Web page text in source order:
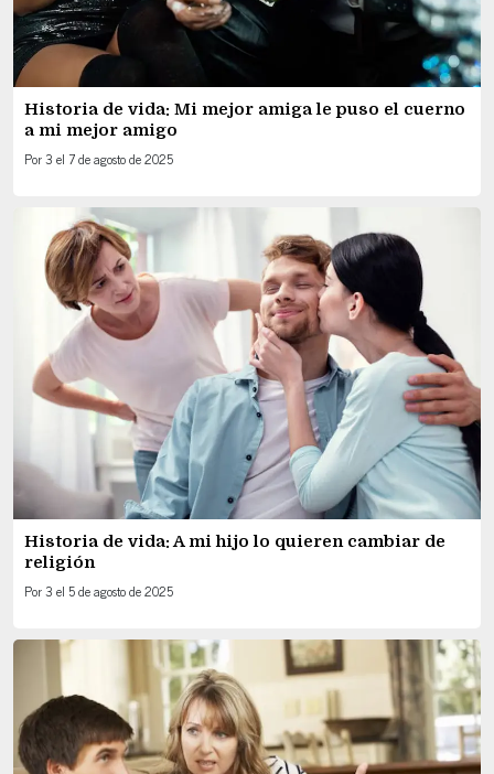
Historia de vida: Mi mejor amiga le puso el cuerno
a mi mejor amigo
Por3 el 7 de agosto de 2025
Historia de vida: A mi hijo lo quieren cambiar de
religión
Por3 el 5 de agosto de 2025